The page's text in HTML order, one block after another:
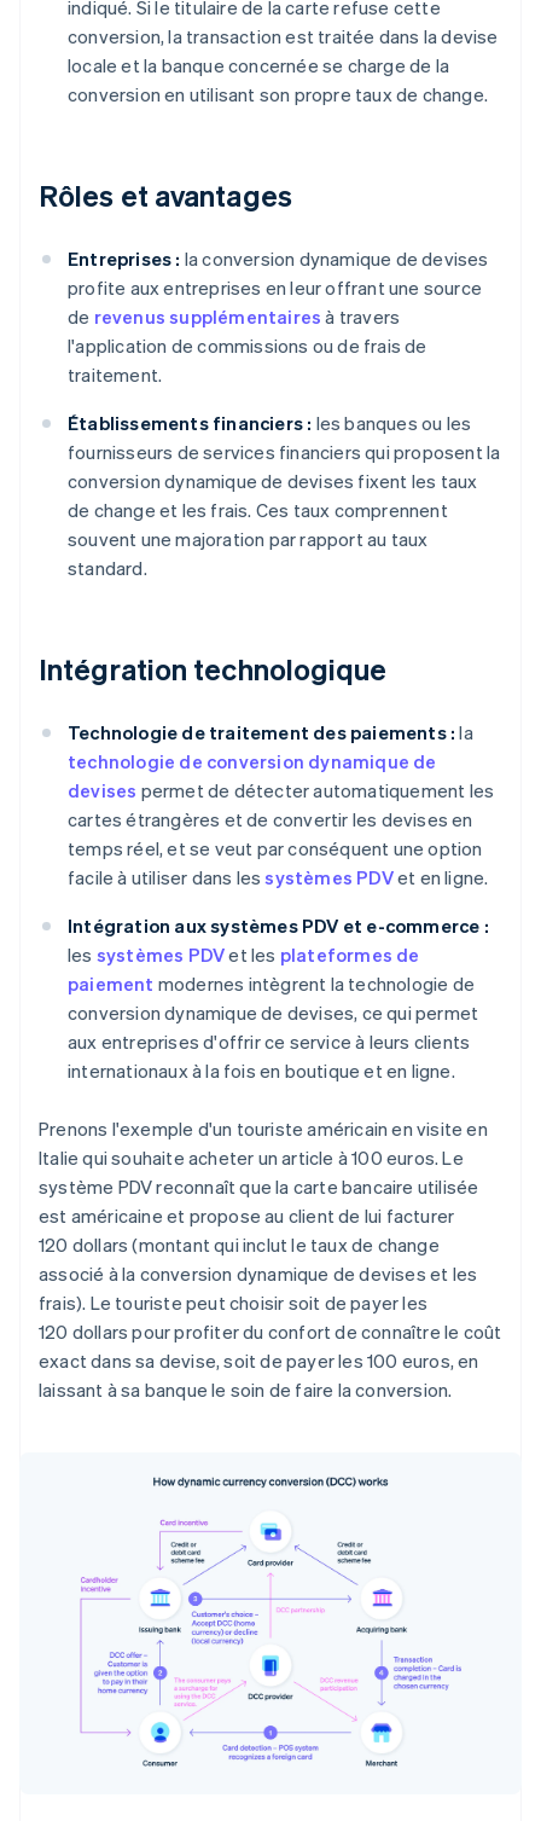
indiqué. Si le titulaire de la carte refuse cette
conversion, la transaction est traitée dans la devise
locale et la banque concernée se charge de la
conversion en utilisant son propre taux de change.
Rôles et avantages
Entreprises : la conversion dynamique de devises
profite aux entreprises en leur offrant une source
de revenus supplémentaires à travers
l'application de commissions ou de frais de
traitement.
Établissements financiers : les banques ou les
fournisseurs de services financiers qui proposent la
conversion dynamique de devises fixent les taux
de change et les frais. Ces taux comprennent
souvent une majoration par rapport au taux
standard.
Intégration technologique
Technologie de traitement des paiements : la
technologie de conversion dynamique de
devises permet de détecter automatiquement les
cartes étrangères et de convertir les devises en
temps réel, et se veut par conséquent une option
facile à utiliser dans lessystèmes PDVet en ligne.
Intégration aux systèmes PDV et e-commerce :
les systèmes PDVet les plateformes de
paiement modernes intègrent la technologie de
conversion dynamique de devises, ce qui permet
aux entreprises d'offrir ce service à leurs clients
internationaux à la fois en boutique et en ligne.
Prenons l'exemple d'un touriste américain en visite en
Italie qui souhaite acheter un article à 100 euros. Le
système PDV reconnaît que la carte bancaire utilisée
est américaine et propose au client de lui facturer
120 dollars (montant qui inclut le taux de change
associé à la conversion dynamique de devises et les
frais). Le touriste peut choisir soit de payer les
120 dollars pour profiter du confort de connaître le coût
exact dans sa devise, soit de payer les 100 euros, en
laissant à sa banque le soin de faire la conversion.